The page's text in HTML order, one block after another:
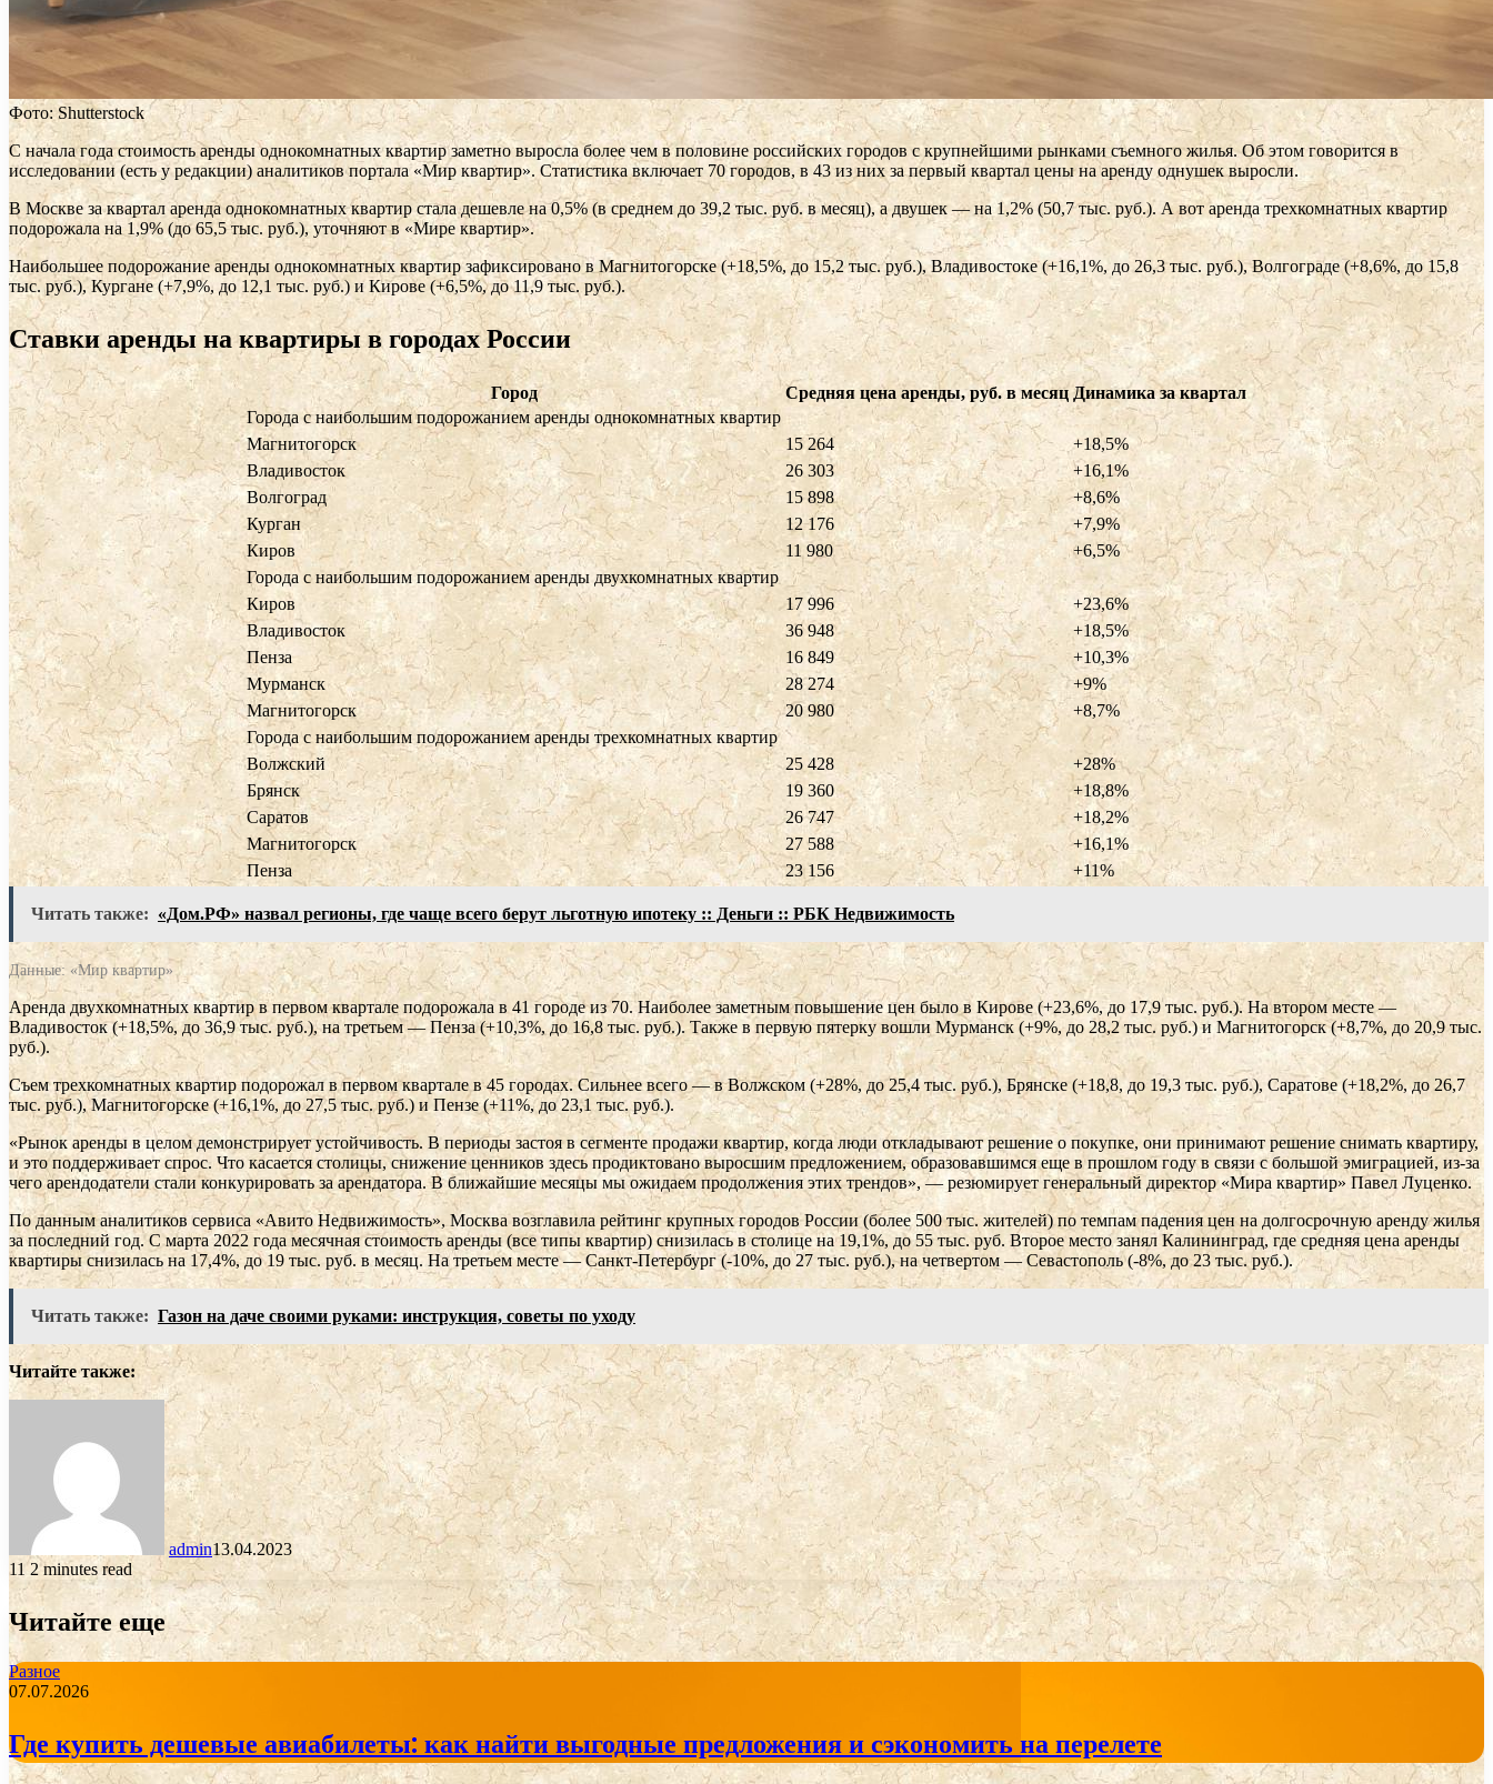
Фото: Shutterstock
С начала года стоимость аренды однокомнатных квартир заметно выросла более чем в половине российских городов с крупнейшими рынками съемного жилья. Об этом говорится в
исследовании (есть у редакции) аналитиков портала «Мир квартир». Статистика включает 70 городов, в 43 из них за первый квартал цены на аренду однушек выросли.
В Москве за квартал аренда однокомнатных квартир стала дешевле на 0,5% (в среднем до 39,2 тыс. руб. в месяц), а двушек — на 1,2% (50,7 тыс. руб.). А вот аренда трехкомнатных квартир
подорожала на 1,9% (до 65,5 тыс. руб.), уточняют в «Мире квартир».
Наибольшее подорожание аренды однокомнатных квартир зафиксировано в Магнитогорске (+18,5%, до 15,2 тыс. руб.), Владивостоке (+16,1%, до 26,3 тыс. руб.), Волгограде (+8,6%, до 15,8
тыс. руб.), Кургане (+7,9%, до 12,1 тыс. руб.) и Кирове (+6,5%, до 11,9 тыс. руб.).
Ставки аренды на квартиры в городах России
Город Средняя цена аренды, руб. в месяц Динамика за квартал
Города с наибольшим подорожанием аренды однокомнатных квартир
Магнитогорск
15 264
+18,5%
Владивосток
26 303
+16,1%
Волгоград
15 898
+8,6%
Курган
12 176
+7,9%
Киров
11 980
+6,5%
Города с наибольшим подорожанием аренды двухкомнатных квартир
Киров
17 996
+23,6%
Владивосток
36 948
+18,5%
Пенза
16 849
+10,3%
Мурманск
28 274
+9%
Магнитогорск
20 980
+8,7%
Города с наибольшим подорожанием аренды трехкомнатных квартир
Волжский
25 428
+28%
Брянск
19 360
+18,8%
Саратов
26 747
+18,2%
Магнитогорск
27 588
+16,1%
Пенза
23 156 +11%
Читать также: «Дом.РФ» назвал регионы, где чаще всего берут льготную ипотеку :: Деньги :: РБК Недвижимость
Данные: «Мир квартир»
Аренда двухкомнатных квартир в первом квартале подорожала в 41 городе из 70. Наиболее заметным повышение цен было в Кирове (+23,6%, до 17,9 тыс. руб.). На втором месте —
Владивосток (+18,5%, до 36,9 тыс. руб.), на третьем — Пенза (+10,3%, до 16,8 тыс. руб.). Также в первую пятерку вошли Мурманск (+9%, до 28,2 тыс. руб.) и Магнитогорск (+8,7%, до 20,9 тыс.
руб.).
Съем трехкомнатных квартир подорожал в первом квартале в 45 городах. Сильнее всего — в Волжском (+28%, до 25,4 тыс. руб.), Брянске (+18,8, до 19,3 тыс. руб.), Саратове (+18,2%, до 26,7
тыс. руб.), Магнитогорске (+16,1%, до 27,5 тыс. руб.) и Пензе (+11%, до 23,1 тыс. руб.).
«Рынок аренды в целом демонстрирует устойчивость. В периоды застоя в сегменте продажи квартир, когда люди откладывают решение о покупке, они принимают решение снимать квартиру,
и это поддерживает спрос. Что касается столицы, снижение ценников здесь продиктовано выросшим предложением, образовавшимся еще в прошлом году в связи с большой эмиграцией, из-за
чего арендодатели стали конкурировать за арендатора. В ближайшие месяцы мы ожидаем продолжения этих трендов», — резюмирует генеральный директор «Мира квартир» Павел Луценко.
По данным аналитиков сервиса «Авито Недвижимость», Москва возглавила рейтинг крупных городов России (более 500 тыс. жителей) по темпам падения цен на долгосрочную аренду жилья
за последний год. С марта 2022 года месячная стоимость аренды (все типы квартир) снизилась в столице на 19,1%, до 55 тыс. руб. Второе место занял Калининград, где средняя цена аренды
квартиры снизилась на 17,4%, до 19 тыс. руб. в месяц. На третьем месте — Санкт-Петербург (-10%, до 27 тыс. руб.), на четвертом — Севастополь (-8%, до 23 тыс. руб.).
Читать также: Газон на даче своими руками: инструкция, советы по уходу
Читайте также:
admin13.04.2023
112 minutes read
Читайте еще
Разное
07.07.2026
Где купить дешевые авиабилеты: как найти выгодные предложения и сэкономить на перелете